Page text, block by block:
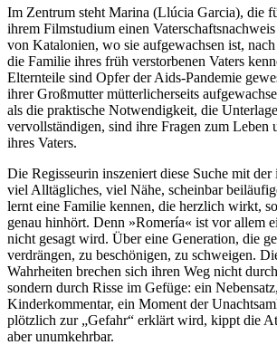
Im Zentrum steht Marina (Llúcia Garcia), die
ihrem Filmstudium einen
von Katalonien, wo sie aufgewachsen ist,
die Familie ihres früh verstorbenen Vaters
Elternteile sind Opfer der Aids-Pandemie
ihrer Großmutter mütterlicherseits
als die praktische Notwendigkeit, die
vervollständigen, sind ihre Fragen zum Leben
ihres Vaters.
Die Regisseurin inszeniert diese Suche mit
viel Alltägliches, viel Nähe, scheinbar
lernt eine Familie kennen, die herzlich wirkt,
genau hinhört. Denn »Romería« ist vor allem
nicht gesagt wird. Über eine Generation, die
verdrängen, zu beschönigen, zu schweigen.
Wahrheiten brechen sich ihren Weg nicht
sondern durch Risse im Gefüge: ein
Kinderkommentar, ein Moment der
plötzlich zur „Gefahr“ erklärt wird, kippt die
aber unumkehrbar.